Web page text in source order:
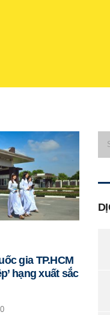
gia TP.HCM
hạng xuất sắc